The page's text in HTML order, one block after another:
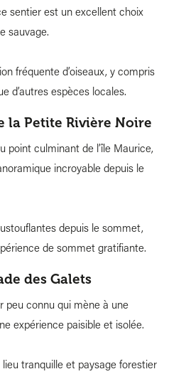
sentier est un excellent choix
sauvage.
fréquente d’oiseaux, y compris
d’autres espèces locales.
la Petite Rivière Noire
point culminant de l’île Maurice,
incroyable depuis le
depuis le sommet,
de sommet gratifiante.
des Galets
peu connu qui mène à une
expérience paisible et isolée.
lieu tranquille et paysage forestier